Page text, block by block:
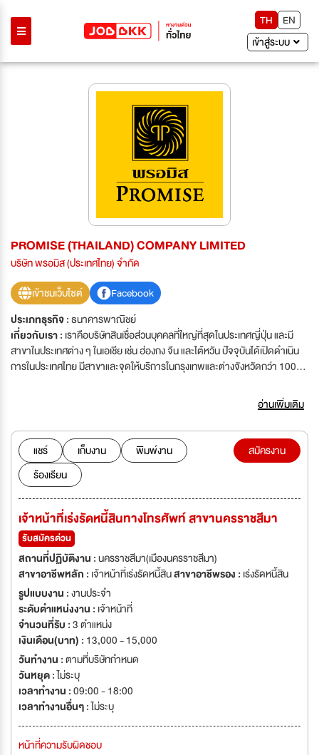
TH
EN
เข้าสู่ระบบ
PROMISE (THAILAND) COMPANY LIMITED
บริษัท พรอมิส (ประเทศไทย) จำกัด
เข้าชมเว็บไซต์
Facebook
ประเภทธุรกิจ :ธนาคารพาณิชย์
เกี่ยวกับเรา : เราคือบริษัทสินเชื่อส่วนบุคคลที่ใหญ่ที่สุดในประเทศญี่ปุ่น และมี
สาขาในประเทศต่าง ๆ ในเอเชีย เช่น ฮ่องกง จีน และไต้หวัน ปัจจุบันได้เปิดดำเนิน
การในประเทศไทย มีสาขาและจุดให้บริการในกรุงเทพและต่างจังหวัดกว่า 100
เป็นการรองรับการเติบโต บริษัทจึงเปิดรับสมัครผู้ที่สนใจจะร่วมเป็นส่วนหนึ่งของ
อ่านเพิ่มเติม
แชร์ เก็บงาน
พิมพ์งาน
ร้องเรียน
สมัครงาน
เจ้าหน้าที่เร่งรัดหนี้สินทางโทรศัพท์ สาขานครราชสีมา
รับสมัครด่วน
สถานที่ปฏิบัติงาน :นครราชสีมา(เมืองนครราชสีมา)
สาขาอาชีพหลัก : เจ้าหน้าที่เร่งรัดหนี้สินสาขาอาชีพรอง : เร่งรัดหนี้สิน
รูปแบบงาน :งานประจำ
ระดับตำแหน่งงาน : เจ้าหน้าที่
จำนวนที่รับ :3 ตำแหน่ง
เงินเดือน(บาท) : 13,000 - 15,000
วันทำงาน :ตามที่บริษัทกำหนด
วันหยุด :ไม่ระบุ
เวลาทำงาน :09:00 - 18:00
เวลาทำงานอื่นๆ :ไม่ระบุ
หน้าที่ความรับผิดชอบ